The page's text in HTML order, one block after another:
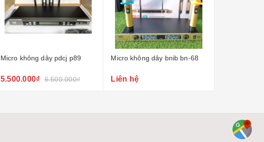
Micro không dây bnib bn-68
Liên hệ
Micro không dây jbl vm500
Liên hệ